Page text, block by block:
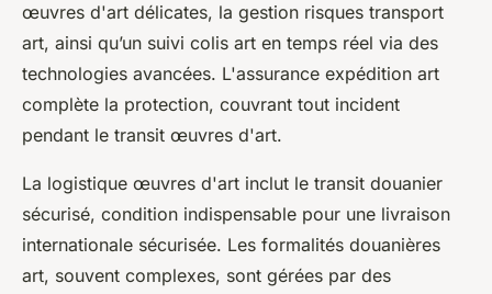
œuvres d'art délicates, la gestion risques transport
art, ainsi qu’un suivi colis art en temps réel via des
technologies avancées. L'assurance expédition art
complète la protection, couvrant tout incident
pendant le transit œuvres d'art.
La logistique œuvres d'art inclut le transit douanier
sécurisé, condition indispensable pour une livraison
internationale sécurisée. Les formalités douanières
art, souvent complexes, sont gérées par des